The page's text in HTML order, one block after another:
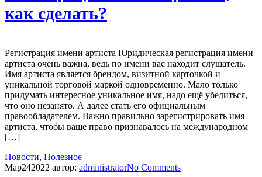
как сделать?
Регистрация имени артиста Юридическая регистрация имени
артиста очень важна, ведь по имени вас находит слушатель.
Имя артиста является брендом, визитной карточкой и
уникальной торговой маркой одновременно. Мало только
придумать интересное уникальное имя, надо ещё убедиться,
что оно незанято. А далее стать его официальным
правообладателем. Важно правильно зарегистрировать имя
артиста, чтобы ваше право признавалось на международном
[…]
Новости, Полезное
Мар242022 автор: administratorNo Comments